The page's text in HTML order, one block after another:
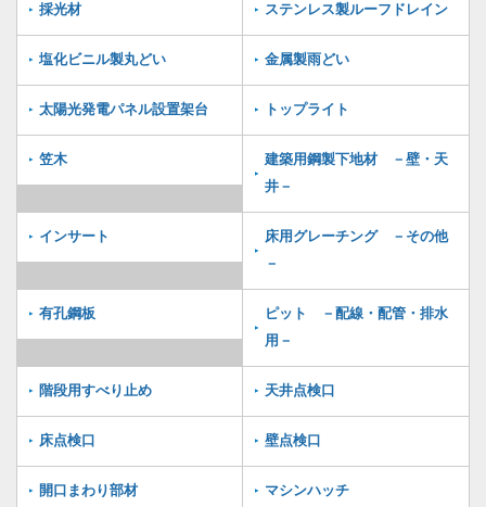
採光材 ステンレス製ルーフドレイン
塩化ビニル製丸どい 金属製雨どい
太陽光発電パネル設置架台 トップライト
笠木
建築用鋼製下地材 －壁・天
井－
インサート
床用グレーチング －その他
－
有孔鋼板
ピット －配線・配管・排水
用－
階段用すべり止め 天井点検口
床点検口 壁点検口
開口まわり部材 マシンハッチ